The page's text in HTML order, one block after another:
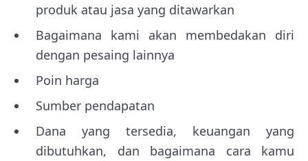
produk atau jasa yang ditawarkan
Bagaimana kami akan membedakan diri
dengan pesaing lainnya
Poin harga
Sumber pendapatan
Dana yang tersedia, keuangan yang
dibutuhkan, dan bagaimana cara kamu